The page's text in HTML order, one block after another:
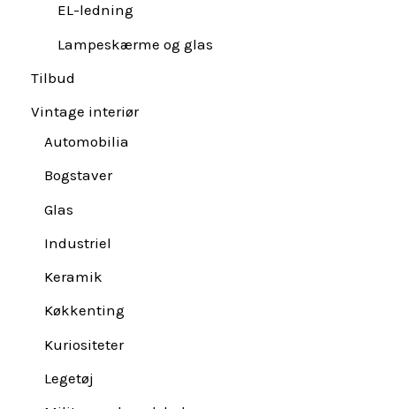
EL-ledning
Lampeskærme og glas
Tilbud
Vintage interiør
Automobilia
Bogstaver
Glas
Industriel
Keramik
Køkkenting
Kuriositeter
Legetøj